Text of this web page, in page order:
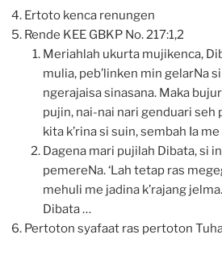
Ertoto kenca renungen
Rende KEE GBKP No. 217:1,2
Meriahlah ukurta mujikenca,
mulia, peb’linken min gelarNa
ngerajaisa sinasana. Maka
pujin, nai-nai nari genduari seh
kita k’rina si suin, sembah Ia
Dagena mari pujilah Dibata, si
pemereNa. ‘Lah tetap ras
mehuli me jadina k’rajang
Dibata …
Pertoton syafaat ras pertoton